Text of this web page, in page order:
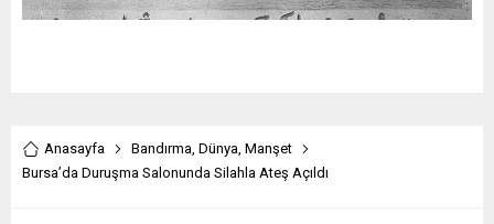
Anasayfa Bandırma, Dünya, Manşet
Bursa’da Duruşma Salonunda Silahla Ateş Açıldı